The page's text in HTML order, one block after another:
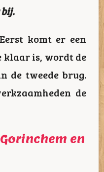
komt er een
klaar is, wordt de
de tweede brug.
de
en